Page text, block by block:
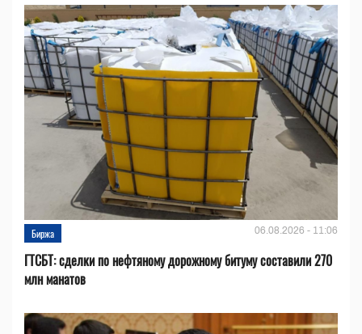
Биржа 06.08.2026 - 11:06
ГТСБТ: сделки по нефтяному дорожному битуму составили 270
млн манатов